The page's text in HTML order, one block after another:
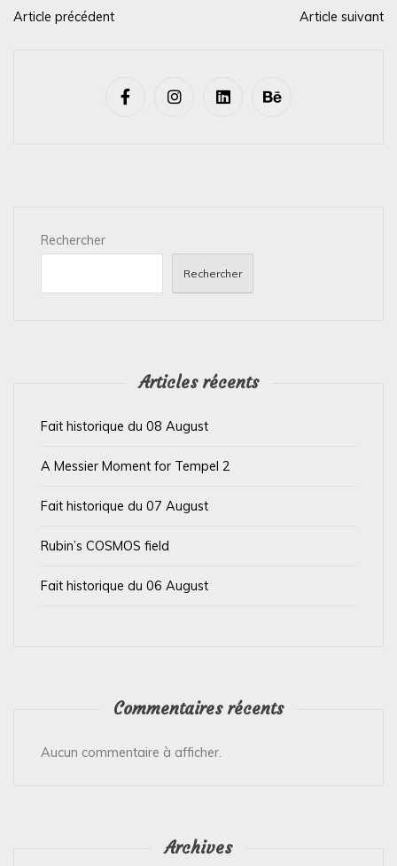
N
Article précédent Article suivant
Rechercher
Rechercher
Articles récents
Fait historique du 08 August
A Messier Moment for Tempel 2
Fait historique du 07 August
Rubin’s COSMOS field
Fait historique du 06 August
Commentaires récents
Aucun commentaire à afficher.
Archives